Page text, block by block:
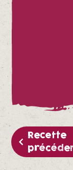
Recette